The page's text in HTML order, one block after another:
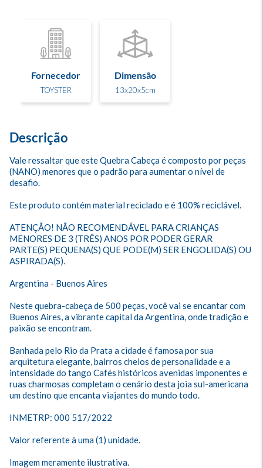
Fornecedor
TOYSTER
Dimensão
13x20x5cm
Descrição
Vale ressaltar que este Quebra Cabeça é composto por peças
(NANO) menores que o padrão para aumentar o nível de
desafio.
Este produto contém material reciclado e é 100% reciclável.
ATENÇÃO! NÃO RECOMENDÁVEL PARA CRIANÇAS
MENORES DE 3 (TRÊS) ANOS POR PODER GERAR
PARTE(S) PEQUENA(S) QUE PODE(M) SER ENGOLIDA(S) OU
ASPIRADA(S).
Argentina - Buenos Aires
Neste quebra-cabeça de 500 peças, você vai se encantar com
Buenos Aires, a vibrante capital da Argentina, onde tradição e
paixão se encontram.
Banhada pelo Rio da Prata a cidade é famosa por sua
arquitetura elegante, bairros cheios de personalidade e a
intensidade do tango Cafés históricos avenidas imponentes e
ruas charmosas completam o cenário desta joia sul-americana
um destino que encanta viajantes do mundo todo.
INMETRP: 000 517/2022
Valor referente à uma (1) unidade.
Imagem meramente ilustrativa.